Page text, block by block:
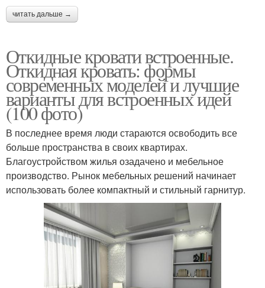
читать дальше →
Откидные кровати встроенные.
Откидная кровать: формы
современных моделей и лучшие
варианты для встроенных идей
(100 фото)
В последнее время люди стараются освободить все
больше пространства в своих квартирах.
Благоустройством жилья озадачено и мебельное
производство. Рынок мебельных решений начинает
использовать более компактный и стильный гарнитур.